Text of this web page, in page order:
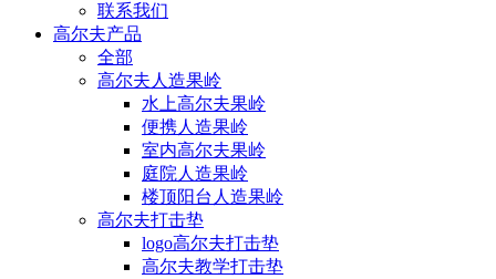
联系我们
高尔夫产品
全部
高尔夫人造果岭
水上高尔夫果岭
便携人造果岭
室内高尔夫果岭
庭院人造果岭
楼顶阳台人造果岭
高尔夫打击垫
logo高尔夫打击垫
高尔夫教学打击垫